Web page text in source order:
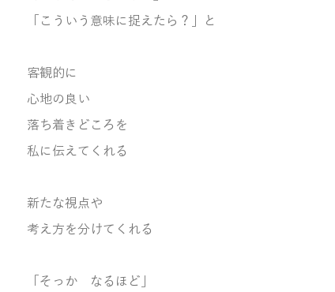
「こういう意味に捉えたら？」と
客観的に
心地の良い
落ち着きどころを
私に伝えてくれる
新たな視点や
考え方を分けてくれる
「そっか なるほど」